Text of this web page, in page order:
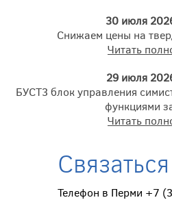
30 июля
Снижаем цены на
Читать
29 июля
БУСТ3 блок управления
функциями
Читать
Телефон в Перми +7